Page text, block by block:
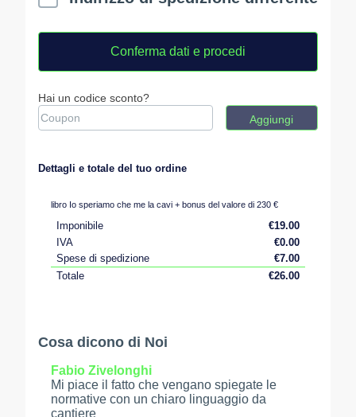
Conferma dati e procedi
Hai un codice sconto?
Aggiungi
Dettagli e totale del tuo ordine
libro Io speriamo che me la cavi + bonus del valore di 230 €
Imponibile €19.00
IVA
€0.00
Spese di spedizione
€7.00
Totale
€26.00
Cosa dicono di Noi
Fabio Zivelonghi
Mi piace il fatto che vengano spiegate le
normative con un chiaro linguaggio da
cantiere